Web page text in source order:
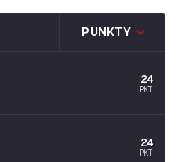
PUNKTY
24
PKT
24
PKT